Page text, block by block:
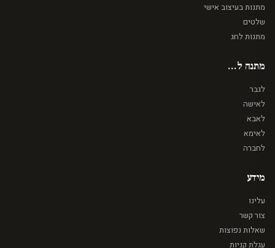
מתנות בעיצוב אישי
שלטים
מתנות לחג
מתנה ל...
לגבר
לאישה
לאבא
לאימא
לחברה
מידע
עלינו
צור קשר
שאלות נפוצות
עגלת קניות